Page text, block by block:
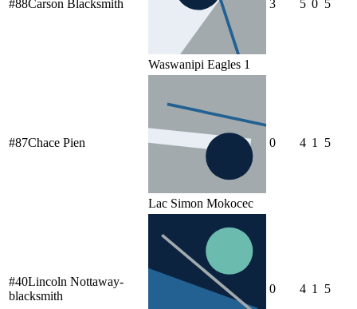
#88Carson Blacksmith
Waswanipi Eagles 1
3 5 0 5
#87Chace Pien
Lac Simon Mokocec
0 4 1 5
#40Lincoln Nottaway-
blacksmith
0 4 1 5